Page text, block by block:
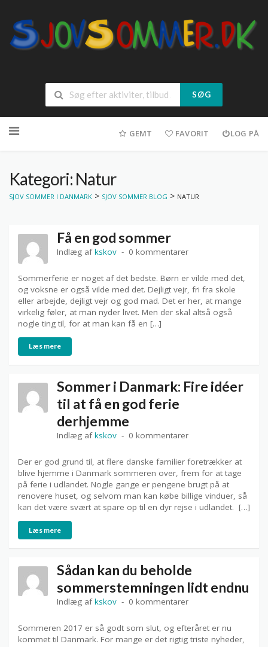
SØG
til
GEMT FAVORIT LOG PÅ
Kategori: Natur
SJOV SOMMER I DANMARK > SJOV SOMMER BLOG > NATUR
Få en god sommer
Indlæg afkskov 0 kommentarer
Sommerferie er noget af det bedste. Børn er vilde med det,
og voksne er også vilde med det. Dejligt vejr, fri fra skole
eller arbejde, dejligt vejr og god mad. Det er her, at mange
virkelig føler, at man nyder livet. Men der skal altså også
nogle ting til, for at man kan få en […]
Læs mere
Sommer i Danmark: Fire idéer
til at få en god ferie
derhjemme
Indlæg afkskov 0 kommentarer
Der er god grund til, at flere danske familier foretrækker at
blive hjemme i Danmark sommeren over, frem for at tage
på ferie i udlandet. Nogle gange er pengene brugt på at
renovere huset, og selvom man kan købe billige vinduer, så
kan det være svært at spare op til en dyr rejse i udlandet. […]
Læs mere
Sådan kan du beholde
sommerstemningen lidt endnu
Indlæg afkskov 0 kommentarer
Sommeren 2017 er så godt som slut, og efteråret er nu
kommet til Danmark. For mange er det rigtig triste nyheder,